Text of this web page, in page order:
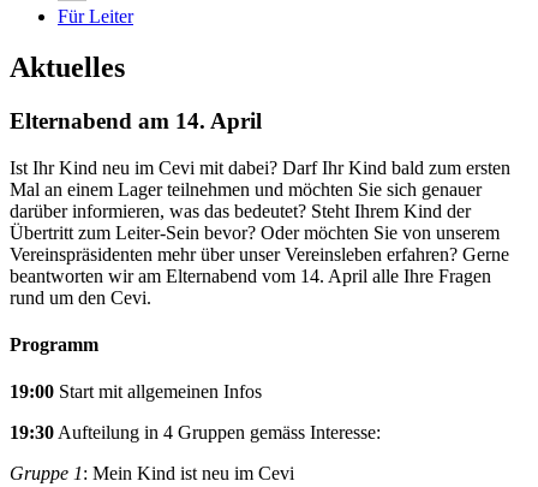
Für Leiter
Aktuelles
Elternabend am 14. April
Ist Ihr Kind neu im Cevi mit dabei? Darf Ihr Kind bald zum ersten
Mal an einem Lager teilnehmen und möchten Sie sich genauer
darüber informieren, was das bedeutet? Steht Ihrem Kind der
Übertritt zum Leiter-Sein bevor? Oder möchten Sie von unserem
Vereinspräsidenten mehr über unser Vereinsleben erfahren? Gerne
beantworten wir am Elternabend vom 14. April alle Ihre Fragen
rund um den Cevi.
Programm
19:00 Start mit allgemeinen Infos
19:30 Aufteilung in 4 Gruppen gemäss Interesse:
Gruppe 1: Mein Kind ist neu im Cevi